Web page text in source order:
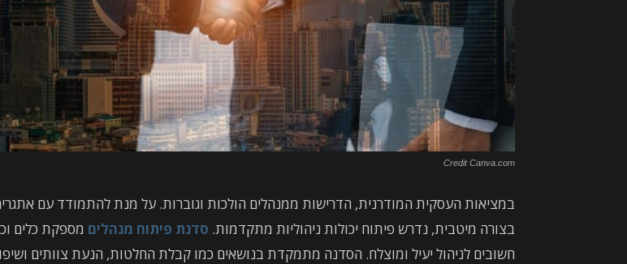
Credit Canva.com
במציאות העסקית המודרנית, הדרישות ממנהלים הולכות וגוברות. על מנת להתמודד עם
בצורה מיטבית, נדרש פיתוח יכולות ניהוליות מתקדמות. סדנת פיתוח מנהלים מספקת כלים
חשובים לניהול יעיל ומוצלח. הסדנה מתמקדת בנושאים כמו קבלת החלטות, הנעת צוותים